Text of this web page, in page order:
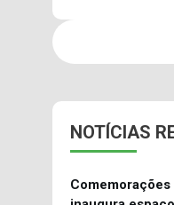
NOTÍCIAS
Comemorações